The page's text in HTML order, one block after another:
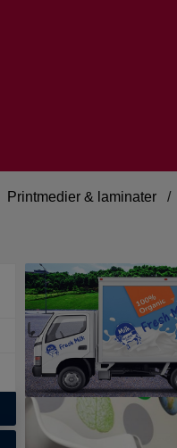
Printmedier & laminater/